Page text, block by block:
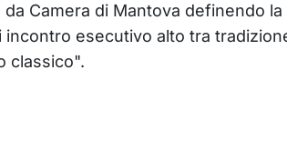
da Camera di Mantova definendo
esecutivo alto tra
classico".